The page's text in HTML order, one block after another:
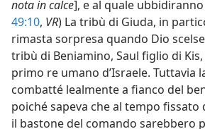
nota in calce], e al quale ubbidiranno
49:10, VR) La tribù di Giuda, in
rimasta sorpresa quando Dio
tribù di Beniamino, Saul figlio di
primo re umano d’Israele. Tuttavia
combatté lealmente a fianco del
poiché sapeva che al tempo fissato
il bastone del comando sarebbero